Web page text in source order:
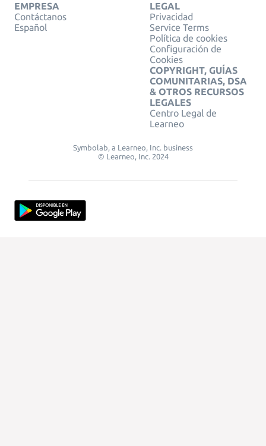
EMPRESA
Contáctanos
Español
LEGAL
Privacidad
Service Terms
Política de cookies
Configuración de
Cookies
COPYRIGHT, GUÍAS
COMUNITARIAS, DSA
& OTROS RECURSOS
LEGALES
Centro Legal de
Learneo
Symbolab, a Learneo, Inc. business
© Learneo, Inc. 2024